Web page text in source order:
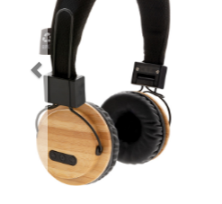
Navidad 🎄 Invierno
Tecnología
Más Regalos